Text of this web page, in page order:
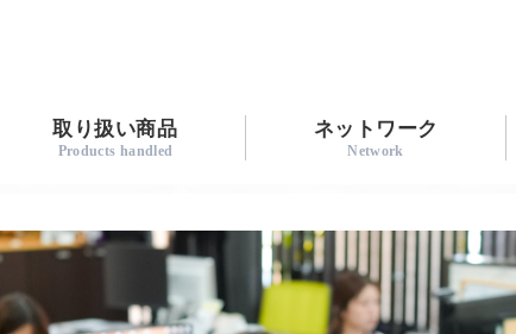
取り扱い商品 ネットワーク